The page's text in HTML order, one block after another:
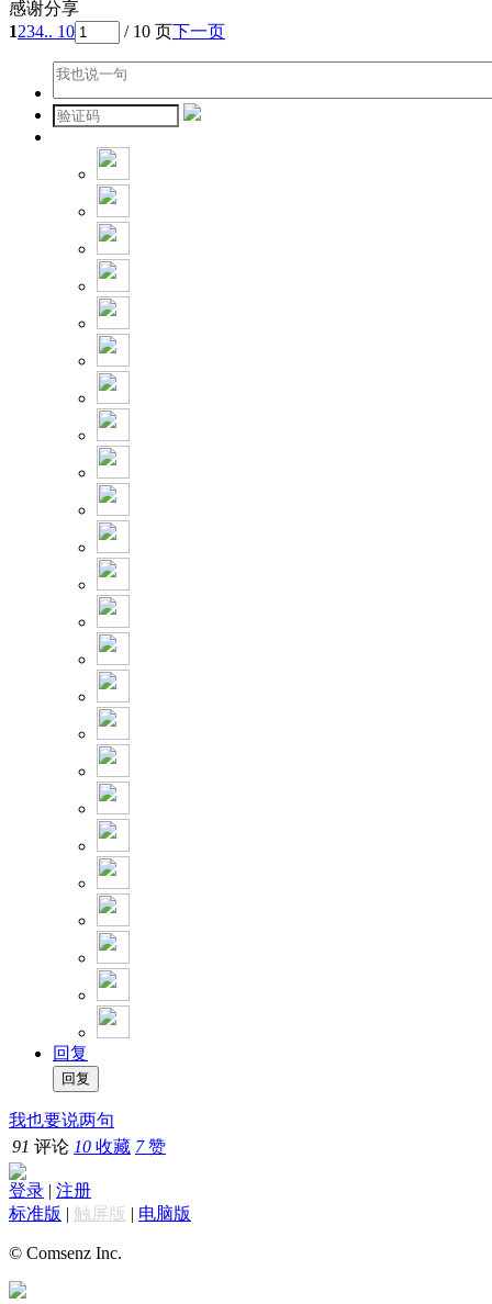
感谢分享
1234.. 10 / 10 页下一页
回复
我也要说两句
91 评论 10 收藏 7赞
登录 | 注册
标准版 | 触屏版 | 电脑版
© Comsenz Inc.